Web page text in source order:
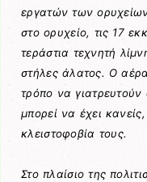
εργατών των
στο ορυχείο, τις 17
τεράστια τεχνητή
στήλες άλατος. Ο
τρόπο να
μπορεί να έχει
κλειστοφοβία τους.
Στο πλαίσιο της